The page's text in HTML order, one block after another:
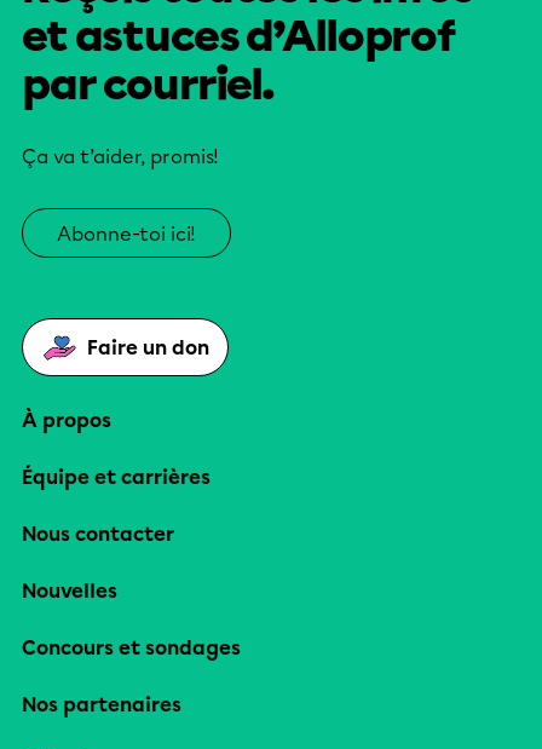
et astuces d’Alloprof
par courriel.
Ça va t’aider, promis!
Abonne-toi ici!
Faire un don
À propos
Équipe et carrières
Nous contacter
Nouvelles
Concours et sondages
Nos partenaires